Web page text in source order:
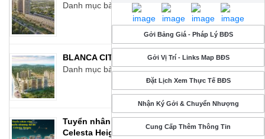
Danh mục bài viếtThông tin chi tiết bán tòa nhà …
BLANCA CITY VŨNG TÀU
Danh mục bài viếtThông tin chi tiết bán tòa nhà …
Tuyển nhân viên chuyển nhượng dự án
Celesta Heights
Gởi Bảng Giá - Pháp Lý BĐS
Gởi Vị Trí - Links Map BĐS
Đặt Lịch Xem Thực Tế BĐS
Nhận Ký Gởi & Chuyển Nhượng
Cung Cấp Thêm Thông Tin